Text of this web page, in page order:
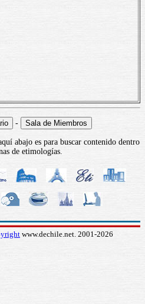
-
abajo es para buscar contenido dentro
de etimologías.
www.dechile.net. 2001-2026